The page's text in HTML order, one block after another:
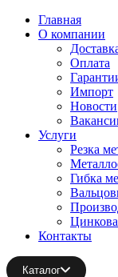
Главная
О компании
Оплата
Импорт
Новости
Услуги
Резка
Гибка
Контакты
Каталог